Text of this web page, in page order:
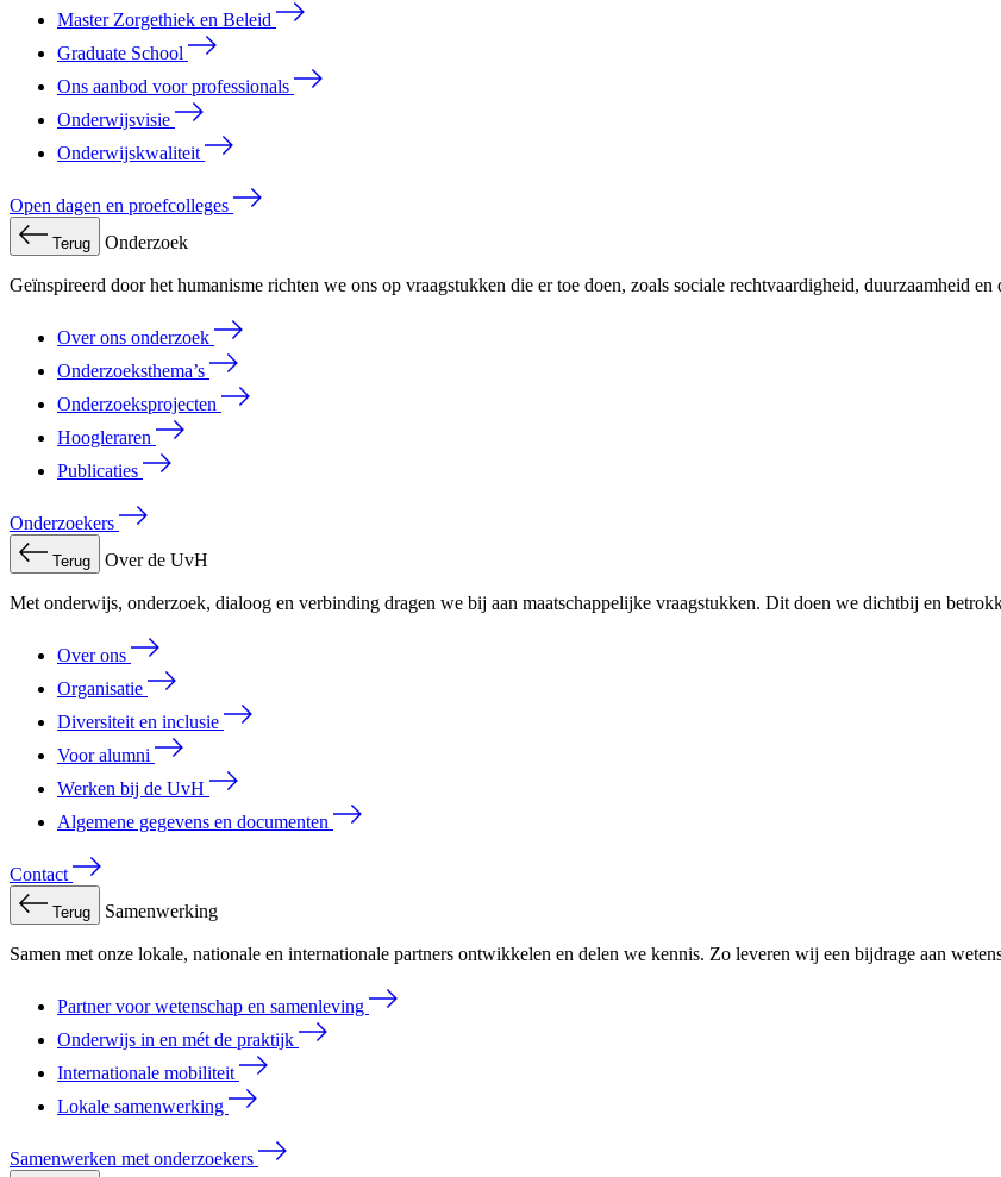
Master Zorgethiek en Beleid
Graduate School
Ons aanbod voor professionals
Onderwijsvisie
Onderwijskwaliteit
Open dagen en proefcolleges
Terug Onderzoek
Geïnspireerd door het humanisme richten we ons op vraagstukken die er toe doen, zoals sociale rechtvaardigheid, duurzaamheid
Over ons onderzoek
Onderzoeksthema’s
Onderzoeksprojecten
Hoogleraren
Publicaties
Onderzoekers
Terug Over de UvH
Met onderwijs, onderzoek, dialoog en verbinding dragen we bij aan maatschappelijke vraagstukken. Dit doen we dichtbij en
Over ons
Organisatie
Diversiteit en inclusie
Voor alumni
Werken bij de UvH
Algemene gegevens en documenten
Contact
Terug Samenwerking
Samen met onze lokale, nationale en internationale partners ontwikkelen en delen we kennis. Zo leveren wij een bijdrage aan
Partner voor wetenschap en samenleving
Onderwijs in en mét de praktijk
Internationale mobiliteit
Lokale samenwerking
Samenwerken met onderzoekers